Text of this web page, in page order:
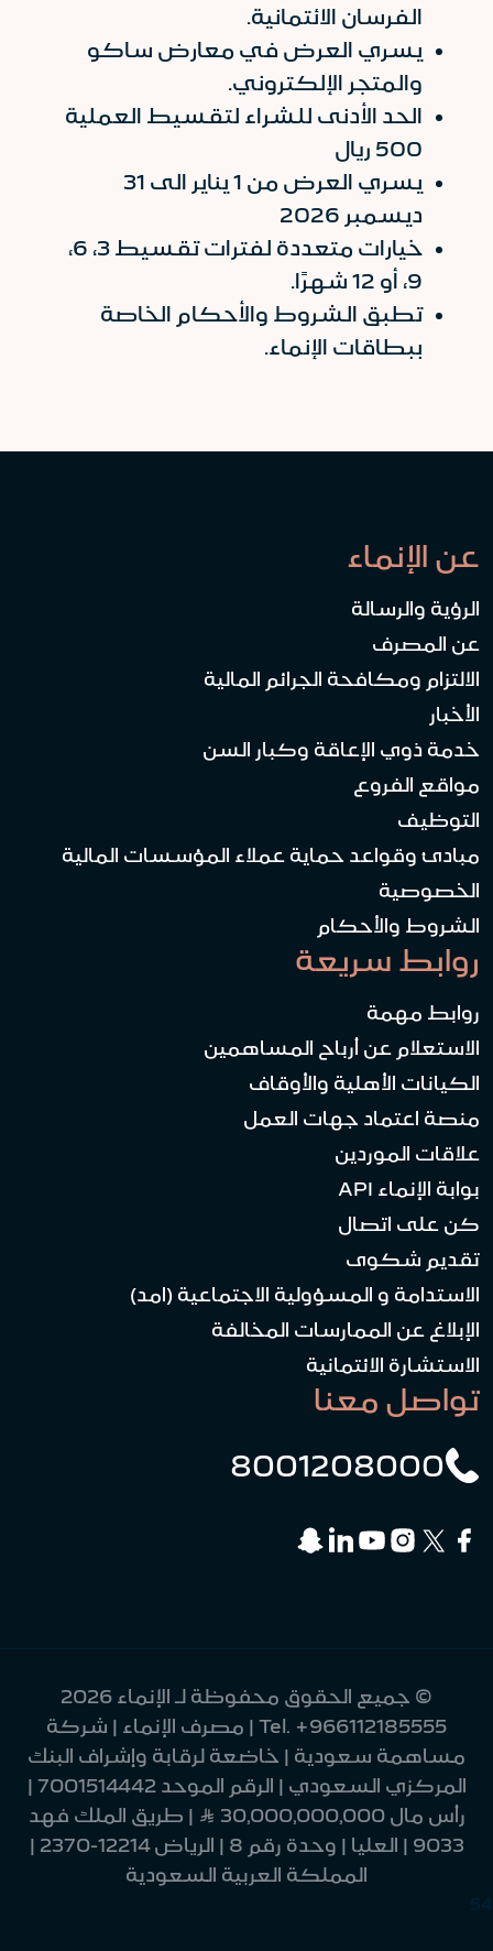
الفرسان الائتمانية.
يسري العرض في معارض ساكو
والمتجر الإلكتروني.
الحد الأدنى للشراء لتقسيط العملية
500 ريال
يسري العرض من 1 يناير الى 31
ديسمبر 2026
خيارات متعددة لفترات تقسيط 3، 6،
9، أو 12 شهرًا.
تطبق الشروط والأحكام الخاصة
ببطاقات الإنماء.
عن الإنماء
الرؤية والرسالة
عن المصرف
الالتزام ومكافحة الجرائم المالية
الأخبار
خدمة ذوي الإعاقة وكبار السن
مواقع الفروع
التوظيف
مبادئ وقواعد حماية عملاء المؤسسات المالية
الخصوصية
الشروط والأحكام
روابط سريعة
روابط مهمة
الاستعلام عن أرباح المساهمين
الكيانات الأهلية والأوقاف
منصة اعتماد جهات العمل
علاقات الموردين
بوابة الإنماء API
كن على اتصال
تقديم شكوى
الاستدامة و المسؤولية الاجتماعية (امد)
الإبلاغ عن الممارسات المخالفة
الاستشارة الائتمانية
تواصل معنا
8001208000
© جميع الحقوق محفوظة لـ الإنماء 2026
Tel.+966112185555
| مصرف الإنماء | شركة
مساهمة سعودية | خاضعة لرقابة وإشراف البنك
المركزي السعودي | الرقم الموحد 7001514442 |
رأس مال 30,000,000,000 Ʀ | طريق الملك فهد
9033 | العليا | وحدة رقم 8 | الرياض 12214-2370 |
المملكة العربية السعودية